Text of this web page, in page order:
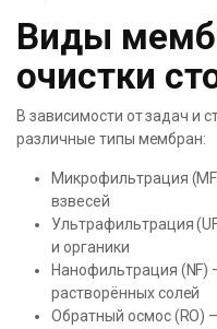
Виды
очистки
В зависимости от задач и
различные типы мембран:
Микрофильтрация
взвесей
Ультрафильтрация
и органики
Нанофильтрация (NF)
растворённых солей
Обратный осмос (RO)